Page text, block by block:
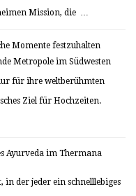
Mission, die …
Momente festzuhalten
Metropole im Südwesten
für ihre weltberühmten
Ziel für Hochzeiten.
Ayurveda im Thermana
in der jeder ein schnelllebiges